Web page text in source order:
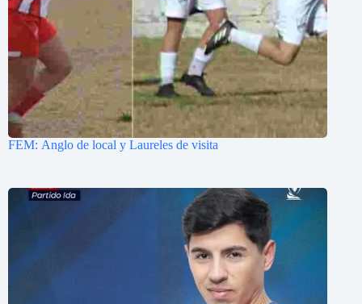
FEM: Anglo de local y Laureles de visita